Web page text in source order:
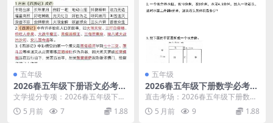
五年级
2026春五年级下册语文必考四
大名著知识点梳理全汇总同步
文学提分专项：2026春五年级下册
语文必考四大名著知识点梳理深度
解析 大家好，我...
5 月前 7 1.88
五年级
2026春五年级下册数学必考经
典应用题专项提分强化练习电
直击考场：2026春五年级下册数学
必考经典应用题专项解析 各位家长
好，我是学科星...
5 月前 9 1.88